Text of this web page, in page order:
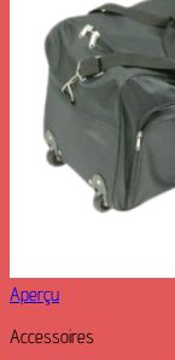
Aperçu
Accessoires